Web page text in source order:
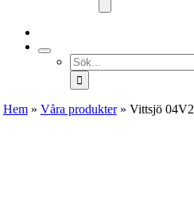
Sök
efter:
Hem» Våra produkter» Vittsjö 04V2